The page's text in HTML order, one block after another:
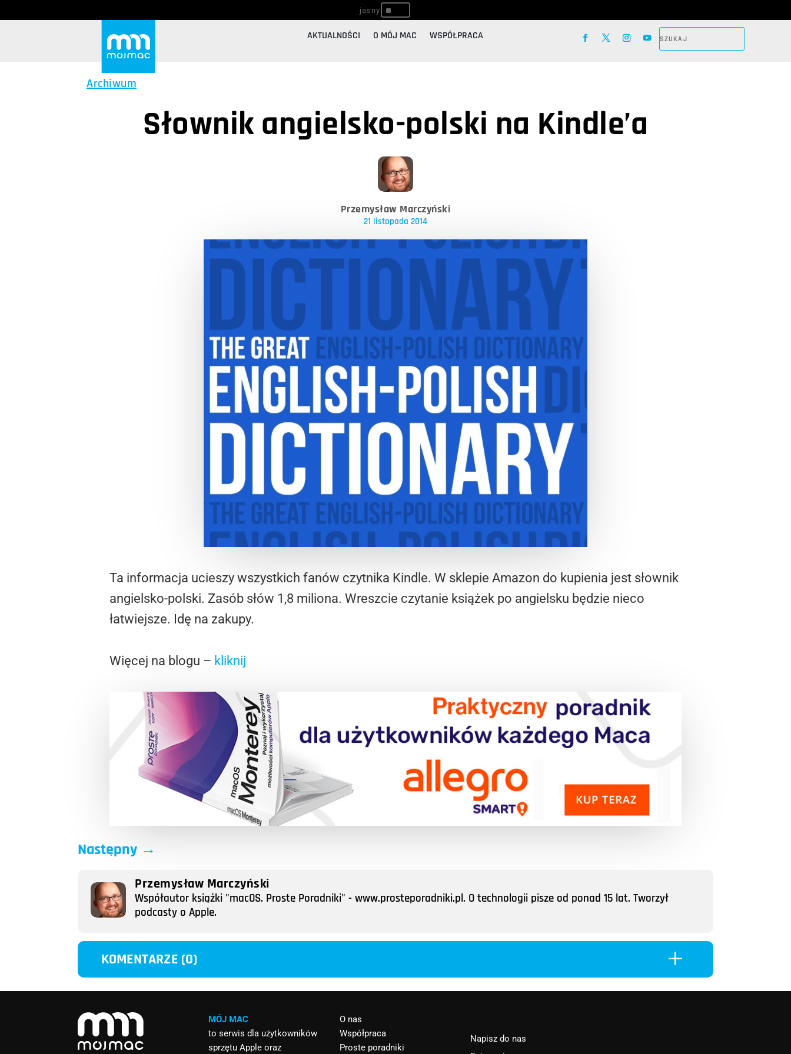
^
AKTUALNOŚCI O MÓJ MAC WSPÓŁPRACA
Archiwum
Słownik angielsko-polski na Kindle’a
Przemysław Marczyński
21 listopada 2014
Ta informacja ucieszy wszystkich fanów czytnika Kindle. W sklepie Amazon do kupienia jest słownik
angielsko-polski. Zasób słów 1,8 miliona. Wreszcie czytanie książek po angielsku będzie nieco
łatwiejsze. Idę na zakupy.
Więcej na blogu – kliknij
Następny →
Przemysław Marczyński
Współautor książki "macOS. Proste Poradniki" - www.prosteporadniki.pl. O technologii pisze od ponad 15 lat. Tworzył
podcasty o Apple.
KOMENTARZE (0) L
MÓJ MAC
to serwis dla użytkowników
sprzętu Apple oraz
O nas
Współpraca
Proste poradniki
Napisz do nas